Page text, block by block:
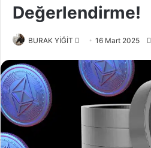
Değerlendirme!
BURAK YİĞİT
posta
göndermek
16 Mart 2025